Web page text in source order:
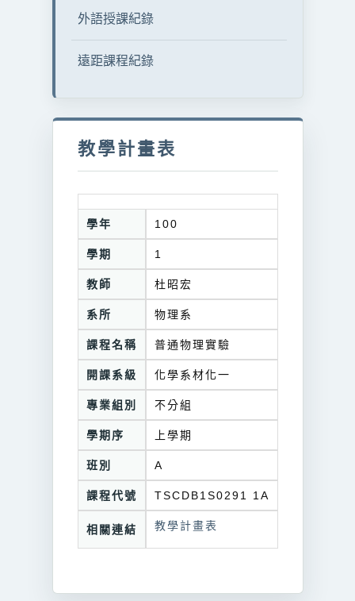
外語授課紀錄
遠距課程紀錄
教學計畫表
學年 100
學期 1
教師 杜昭宏
系所 物理系
課程名稱 普通物理實驗
開課系級 化學系材化一
專業組別 不分組
學期序 上學期
班別 A
課程代號 TSCDB1S0291 1A
相關連結 教學計畫表